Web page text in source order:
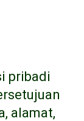
pribadi
alamat,